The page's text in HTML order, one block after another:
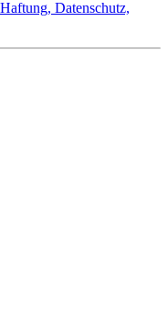
Datenschutz,